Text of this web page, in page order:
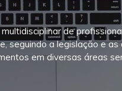
de
a legislação e
em diversas áreas